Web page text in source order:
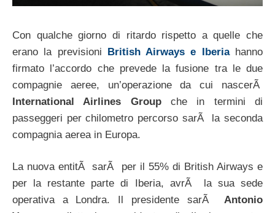
Con qualche giorno di ritardo rispetto a quelle che
erano la previsioni British Airways e Iberiahanno
firmato l’accordo che prevede la fusione tra le due
compagnie aeree, un’operazione da cui nascerÃ
International Airlines Groupche in termini di
passeggeri per chilometro percorso sarÃ la seconda
compagnia aerea in Europa.
La nuova entitÃ sarÃ per il 55% di British Airways e
per la restante parte di Iberia, avrÃ la sua sede
operativa a Londra. Il presidente sarÃ Antonio